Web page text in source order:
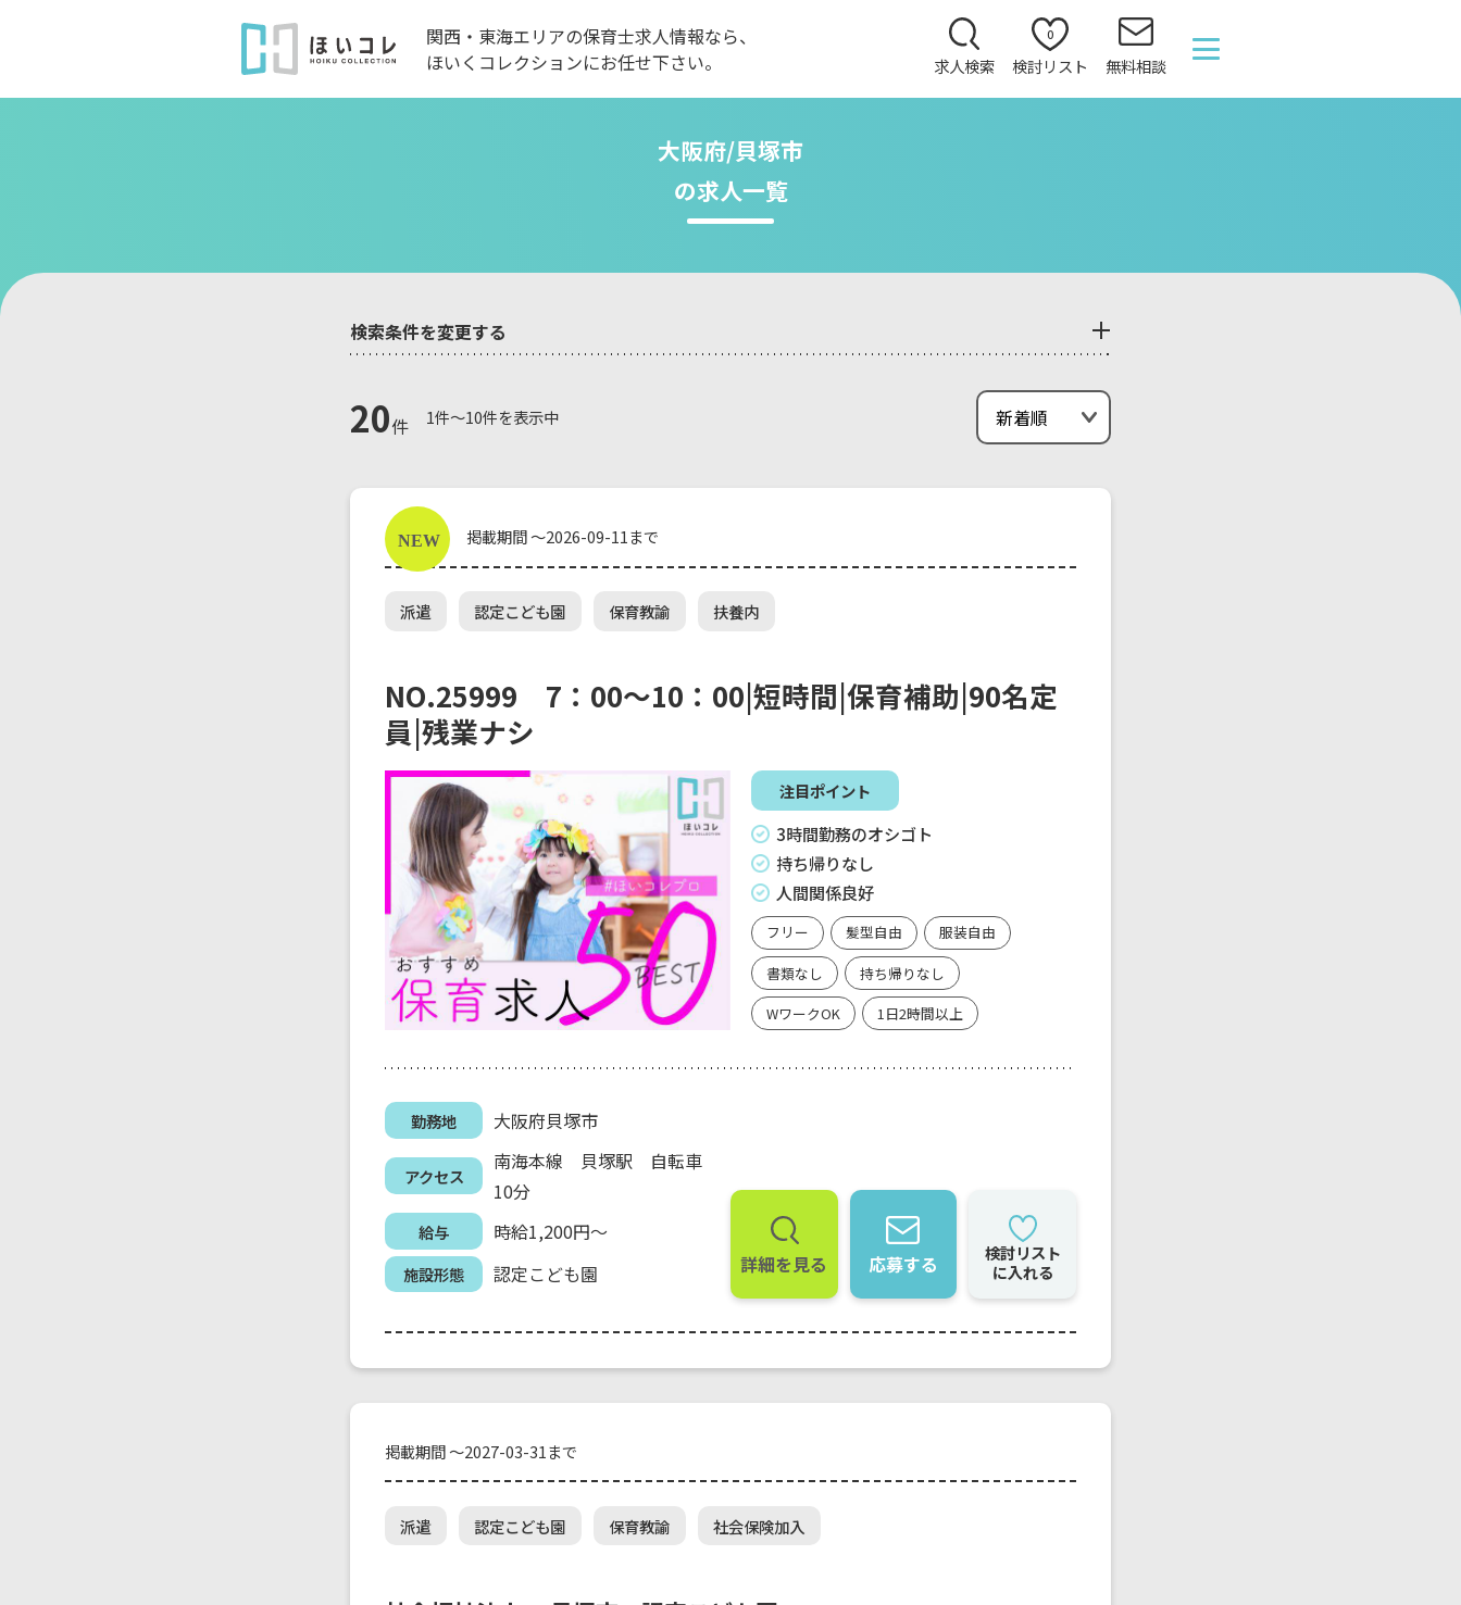
関西・東海エリアの保育士求人情報なら、
ほいくコレクションにお任せ下さい。
求人検索
0
検討リスト 無料相談
大阪府/貝塚市
の求人一覧
検索条件を変更する
20件 1件～10件を表示中
掲載期間 ～2026-09-11まで
派遣 認定こども園 保育教諭 扶養内
NO.25999 7：00～10：00|短時間|保育補助|90名定
員|残業ナシ
注目ポイント
3時間勤務のオシゴト
持ち帰りなし
人間関係良好
フリー 髪型自由
服装自由
書類なし
持ち帰りなし
WワークOK
1日2時間以上
勤務地 大阪府貝塚市
アクセス
南海本線 貝塚駅 自転車
10分
給与 時給1,200円～
施設形態 認定こども園 詳細を見る 応募する
検討リスト
に入れる
掲載期間 ～2027-03-31まで
派遣 認定こども園 保育教諭 社会保険加入